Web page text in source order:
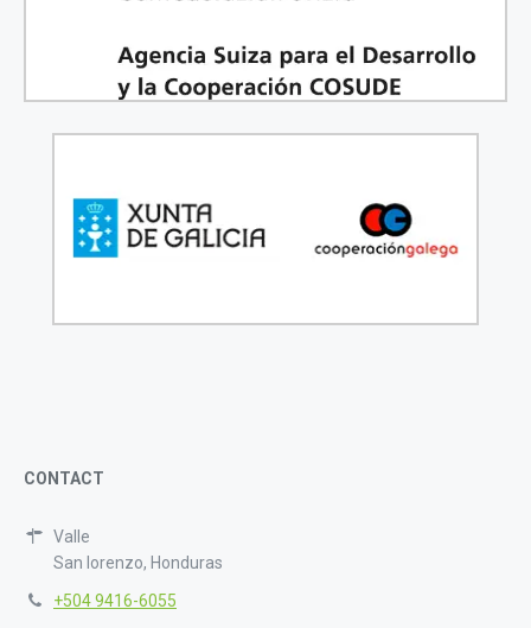
CONTACT
Valle
San lorenzo, Honduras
+504 9416-6055